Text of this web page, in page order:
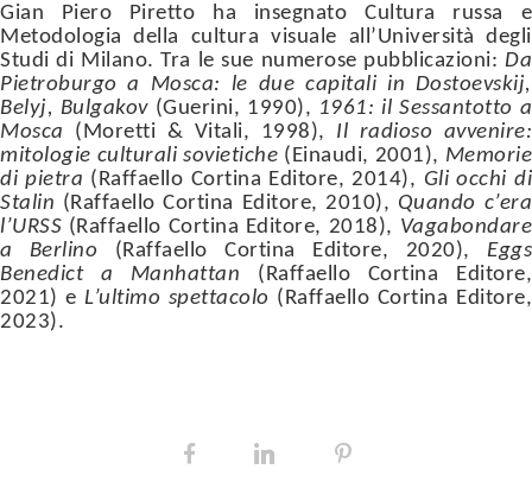
Gian Piero Piretto ha insegnato Cultura russa e
Metodologia della cultura visuale all’Università degli
Studi di Milano. Tra le sue numerose pubblicazioni: Da
Pietroburgo a Mosca: le due capitali in Dostoevskij,
Belyj, Bulgakov (Guerini, 1990), 1961: il Sessantotto a
Mosca (Moretti & Vitali, 1998), Il radioso avvenire:
mitologie culturali sovietiche (Einaudi, 2001), Memorie
di pietra (Raffaello Cortina Editore, 2014), Gli occhi di
Stalin (Raffaello Cortina Editore, 2010), Quando c’era
l’URSS (Raffaello Cortina Editore, 2018), Vagabondare
a Berlino (Raffaello Cortina Editore, 2020), Eggs
Benedict a Manhattan (Raffaello Cortina Editore,
2021) eL’ultimo spettacolo (Raffaello Cortina Editore,
2023).
Facebook LinkedIn